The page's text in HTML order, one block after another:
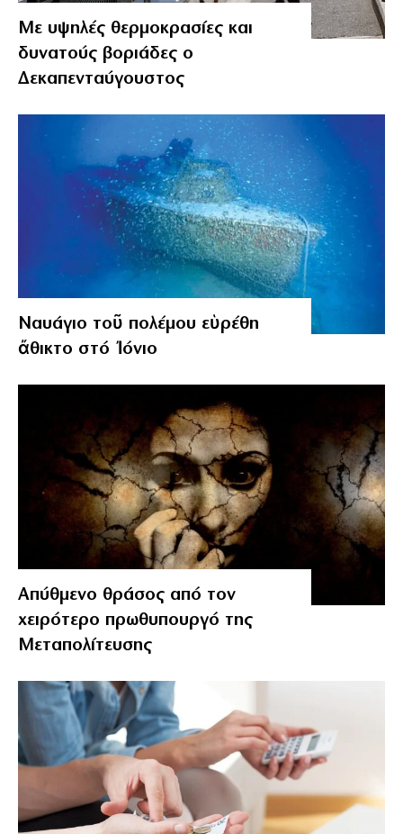
Με υψηλές θερμοκρασίες και
δυνατούς βοριάδες ο
Δεκαπενταύγουστος
Ναυάγιο τοῦ πολέμου εὑρέθη
ἄθικτο στό Ἰόνιο
Απύθμενο θράσος από τον
χειρότερο πρωθυπουργό της
Μεταπολίτευσης